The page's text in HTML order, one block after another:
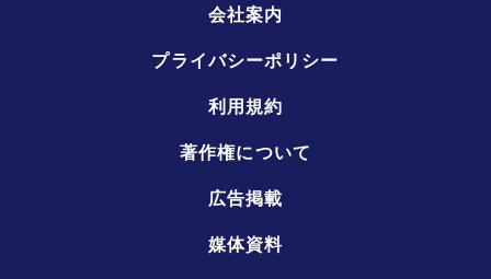
会社案内
プライバシーポリシー
利用規約
著作権について
広告掲載
媒体資料